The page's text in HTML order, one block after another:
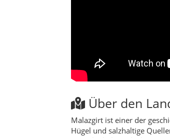
Gleichzeitig ist Malazgirt
byzantinischen Heer
historische Prozess, der
und erzählen Geschichten.
Mit seinen 16 Stadtvierteln
Laden und weiten Feldern.